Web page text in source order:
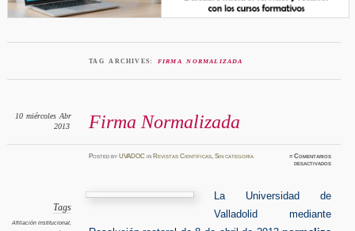
TAG ARCHIVES: FIRMA NORMALIZADA
Firma Normalizada
10 miércoles Abr
2013
PostedbyUVADOC inRevistas Científicas ,Sin categoría ≈Comentarios
desactivadosen
Tags
Afiliación institucional,
La Universidad de
Valladolid mediante